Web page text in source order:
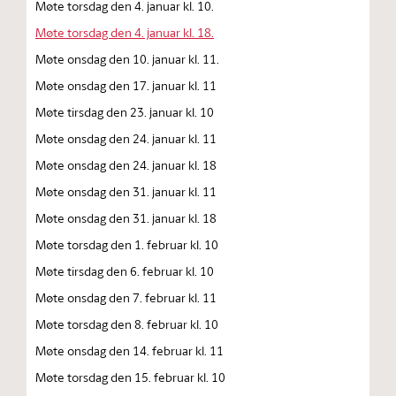
Møte torsdag den 4. januar kl. 10.
Møte torsdag den 4. januar kl. 18.
Møte onsdag den 10. januar kl. 11.
Møte onsdag den 17. januar kl. 11
Møte tirsdag den 23. januar kl. 10
Møte onsdag den 24. januar kl. 11
Møte onsdag den 24. januar kl. 18
Møte onsdag den 31. januar kl. 11
Møte onsdag den 31. januar kl. 18
Møte torsdag den 1. februar kl. 10
Møte tirsdag den 6. februar kl. 10
Møte onsdag den 7. februar kl. 11
Møte torsdag den 8. februar kl. 10
Møte onsdag den 14. februar kl. 11
Møte torsdag den 15. februar kl. 10